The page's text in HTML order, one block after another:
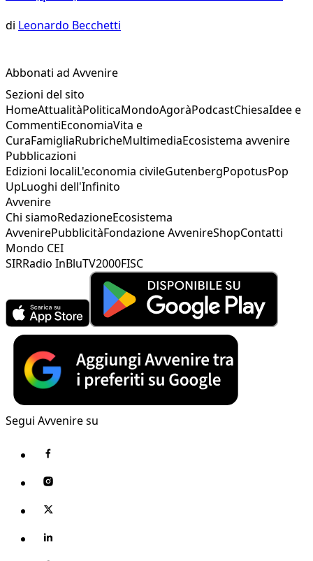
di Leonardo Becchetti
Abbonati ad Avvenire
Sezioni del sito
HomeAttualitàPoliticaMondoAgoràPodcastChiesaIdee e
CommentiEconomiaVita e
CuraFamigliaRubricheMultimediaEcosistema avvenire
Pubblicazioni
Edizioni localiL'economia civileGutenbergPopotusPop
UpLuoghi dell'Infinito
Avvenire
Chi siamoRedazioneEcosistema
AvvenirePubblicitàFondazione AvvenireShopContatti
Mondo CEI
SIRRadio InBluTV2000FISC
Segui Avvenire su